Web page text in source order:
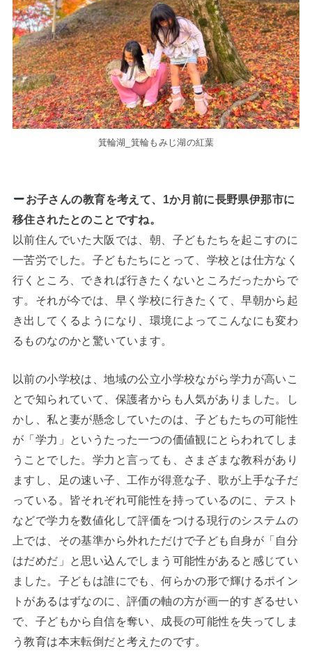
箕輪湖_箕輪もみじ湖の紅葉
お子さんの教育を考えて、1か月前に長野県伊那市に
移住されたとのことですね。
以前住んでいた大阪では、朝、子どもたちを起こすのに
一苦労でした。子どもたちにとって、学校とは仕方なく
行くところ、できれば行きたくないところだったからで
す。それが今では、早く学校に行きたくて、早朝から起
き出してくるようになり、環境によってこんなにも変わ
るものなのかと驚いています。
以前の小学校は、地域の公立小学校ながら学力が高いこ
とで知られていて、保護者からも人気がありました。し
かし、私と妻が懸念していたのは、子どもたちの可能性
が「学力」というたった一つの価値観にとらわれてしま
うことでした。学力と言っても、さまざまな教科があり
ますし、足の速い子、工作が得意な子、歌が上手な子だ
っている。皆それぞれ可能性を持っているのに、テスト
などで学力を数値化して評価をつける現行のシステムの
上では、その基準から外れただけで子ども自身が「自分
はだめだ」と思い込んでしまう可能性があると感じてい
ました。子どもは誰にでも、何らかの形で輝けるポイン
トがあるはずなのに、評価の軸の方が画一的すぎるせい
で、子どもから自信を奪い、成長の可能性を失ってしま
う教育は本末転倒だと考えたのです。